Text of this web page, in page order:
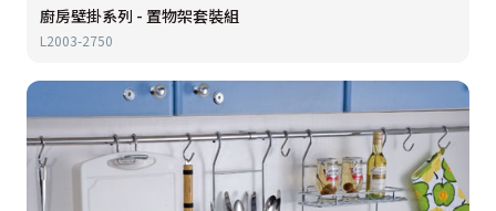
廚房壁掛系列 - 置物架套裝組
L2003-2750